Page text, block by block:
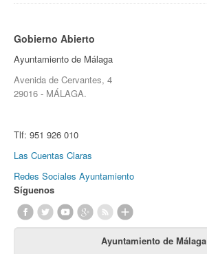
Gobierno Abierto
Ayuntamiento de Málaga
Avenida de Cervantes, 4
29016 - MÁLAGA.
Tlf: 951 926 010
Las Cuentas Claras
Redes Sociales Ayuntamiento
Síguenos
Ayuntamiento de Málaga